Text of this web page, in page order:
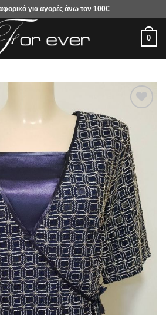
για αγορές άνω τον 100€
0
Προσθήκη
στα
αγαπημένα